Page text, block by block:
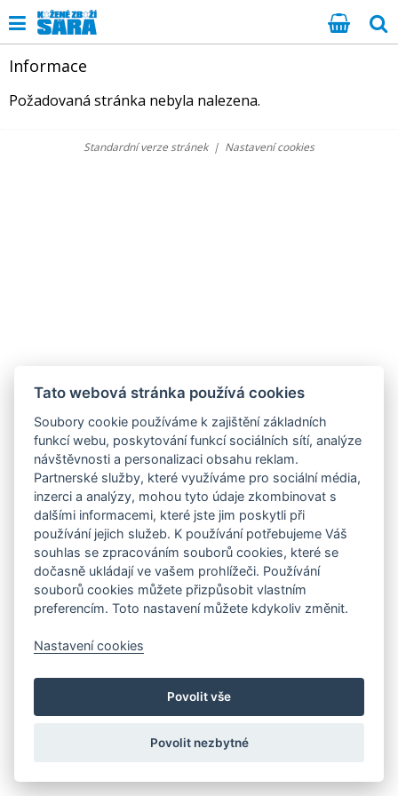
Informace
Požadovaná stránka nebyla nalezena.
Standardní verze stránek| Nastavení cookies
Tato webová stránka používá cookies
Soubory cookie používáme k zajištění základních
funkcí webu, poskytování funkcí sociálních sítí, analýze
návštěvnosti a personalizaci obsahu reklam.
Partnerské služby, které využíváme pro sociální média,
inzerci a analýzy, mohou tyto údaje zkombinovat s
dalšími informacemi, které jste jim poskytli při
používání jejich služeb. K používání potřebujeme Váš
souhlas se zpracováním souborů cookies, které se
dočasně ukládají ve vašem prohlížeči. Používání
souborů cookies můžete přizpůsobit vlastním
preferencím. Toto nastavení můžete kdykoliv změnit.
Nastavení cookies
Povolit vše
Povolit nezbytné